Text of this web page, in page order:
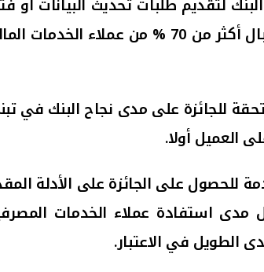
أكثر من 70 % من عملاء الخدمات
للجائزة على مدى نجاح البنك
العميل أولا.
للحصول على الجائزة على الأدلة
استفادة عملاء الخدمات
الطويل في الاعتبار.